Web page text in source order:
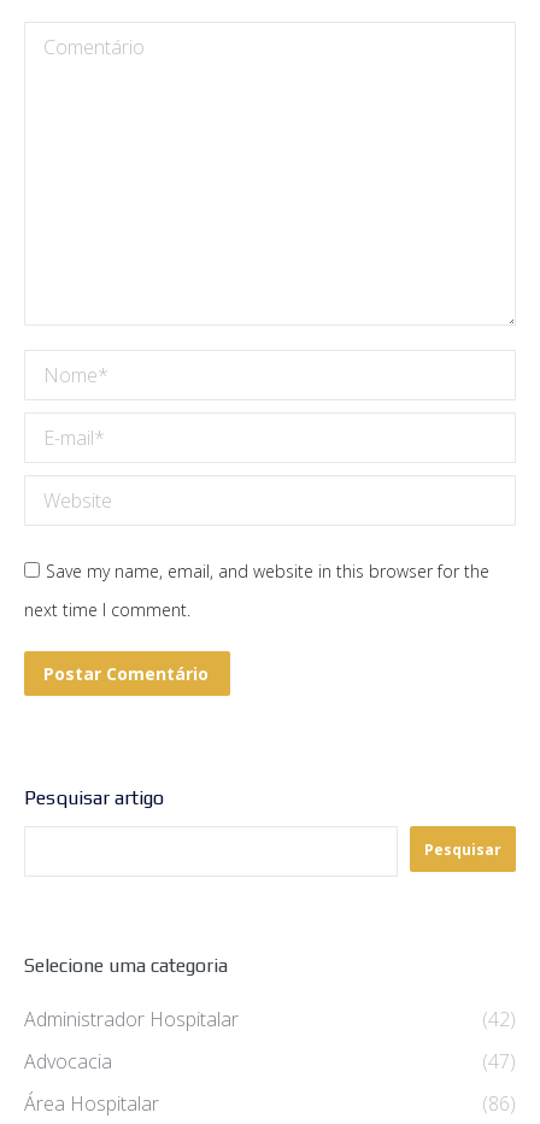
Comentário
Nome *
E-mail *
Website
Save my name, email, and website in this browser for the
next time I comment.
Postar Comentário
Pesquisar artigo
Pesquisar
Selecione uma categoria
Administrador Hospitalar
(42)
Advocacia
(47)
Área Hospitalar
(86)